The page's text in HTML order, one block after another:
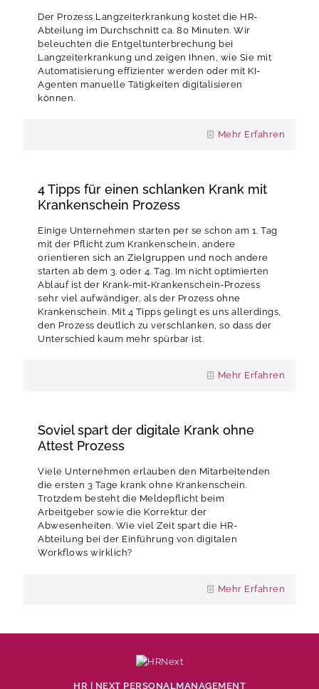
Der Prozess Langzeiterkrankung kostet die HR-
Abteilung im Durchschnitt ca. 80 Minuten. Wir
beleuchten die Entgeltunterbrechung bei
Langzeiterkrankung und zeigen Ihnen, wie Sie mit
Automatisierung effizienter werden oder mit KI-
Agenten manuelle Tätigkeiten digitalisieren
können.
Mehr Erfahren
4 Tipps für einen schlanken Krank mit
Krankenschein Prozess
Einige Unternehmen starten per se schon am 1. Tag
mit der Pflicht zum Krankenschein, andere
orientieren sich an Zielgruppen und noch andere
starten ab dem 3. oder 4. Tag. Im nicht optimierten
Ablauf ist der Krank-mit-Krankenschein-Prozess
sehr viel aufwändiger, als der Prozess ohne
Krankenschein. Mit 4 Tipps gelingt es uns allerdings,
den Prozess deutlich zu verschlanken, so dass der
Unterschied kaum mehr spürbar ist.
Mehr Erfahren
Soviel spart der digitale Krank ohne
Attest Prozess
Viele Unternehmen erlauben den Mitarbeitenden
die ersten 3 Tage krank ohne Krankenschein.
Trotzdem besteht die Meldepflicht beim
Arbeitgeber sowie die Korrektur der
Abwesenheiten. Wie viel Zeit spart die HR-
Abteilung bei der Einführung von digitalen
Workflows wirklich?
Mehr Erfahren
HR | NEXT PERSONALMANAGEMENT